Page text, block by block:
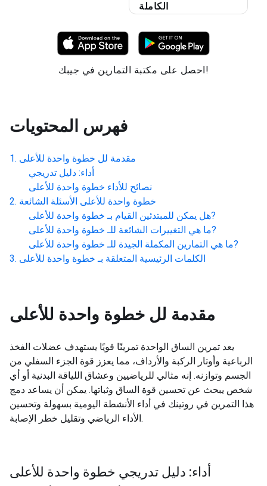
الكاملة
احصل على مكتبة التمارين في جيبك!
فهرس المحتويات
مقدمة لل خطوة واحدة للأعلى
أداء: دليل تدريجي
نصائح للأداء خطوة واحدة للأعلى
خطوة واحدة للأعلى الأسئلة الشائعة
هل يمكن للمبتدئين القيام بـ خطوة واحدة للأعلى
?
ما هي التغييرات الشائعة للـ خطوة واحدة للأعلى
?
ما هي التمارين المكملة الجيدة للـ خطوة واحدة للأعلى
?
الكلمات الرئيسية المتعلقة بـ خطوة واحدة للأعلى
مقدمة لل خطوة واحدة للأعلى
يعد تمرين الساق الواحدة تمرينًا قويًا يستهدف عضلات الفخذ
الرباعية وأوتار الركبة والأرداف، مما يعزز قوة الجزء السفلي من
الجسم وتوازنه. إنه مثالي للرياضيين وعشاق اللياقة البدنية أو أي
شخص يبحث عن تحسين قوة الساق وثباتها. يمكن أن يساعد دمج
هذا التمرين في روتينك في أداء الأنشطة اليومية بسهولة وتحسين
الأداء الرياضي وتقليل خطر الإصابة.
أداء: دليل تدريجي خطوة واحدة للأعلى